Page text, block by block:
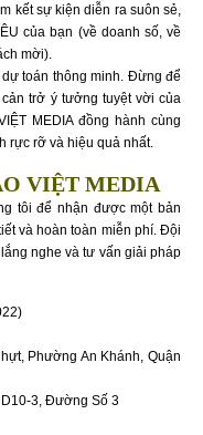
kết sự kiện diễn ra suôn sẻ,
của bạn (về doanh số, về
mời).
toán thông minh. Đừng để
cản trở ý tưởng tuyệt vời của
MEDIA đồng hành cùng
rực rỡ và hiệu quả nhất.
VIỆT MEDIA
tôi để nhận được một bản
và hoàn toàn miễn phí. Đội
nghe và tư vấn giải pháp
Phường An Khánh, Quận
3, Đường Số 3